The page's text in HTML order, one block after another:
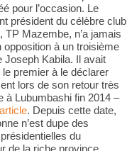
pour l’occasion. Le
président du célèbre club
TP Mazembe, n’a jamais
opposition à un troisième
Joseph Kabila. Il avait
premier à le déclarer
lors de son retour très
à Lubumbashi fin 2014 –
. Depuis cette date,
n’est dupe des
du
de la riche province